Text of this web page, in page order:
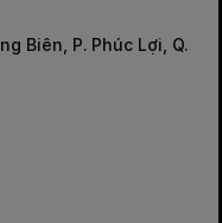
Biên, P. Phúc Lợi, Q.